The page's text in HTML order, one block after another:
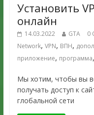
Установить
онлайн
14.03.2022 GTA 0
Network, VPN, ВПН,
приложение, программа,
Мы хотим, чтобы вы
получать доступ к
глобальной сети